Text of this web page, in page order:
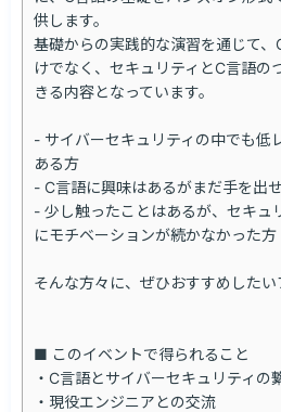
供します。
基礎からの実践的な演習を通じて
けでなく、セキュリティとC言語の
きる内容となっています。
- サイバーセキュリティの中でも低
ある方
- C言語に興味はあるがまだ手を出
- 少し触ったことはあるが、セキュ
にモチベーションが続かなかった方
そんな方々に、ぜひおすすめしたい
■ このイベントで得られること
・C言語とサイバーセキュリティの
・現役エンジニアとの交流